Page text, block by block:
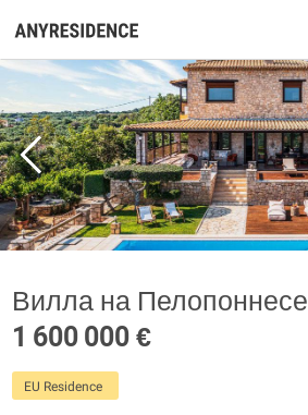
Вилла на Пелопоннесе
1 600 000 €
EU Residence